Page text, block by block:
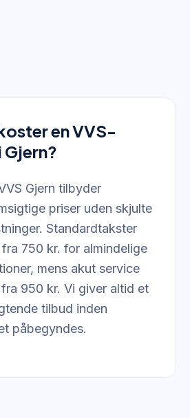
en VVS-
Gjern?
Gjern tilbyder
priser uden skjulte
Standardtakster
750 kr. for almindelige
mens akut service
950 kr. Vi giver altid et
tilbud inden
påbegyndes.